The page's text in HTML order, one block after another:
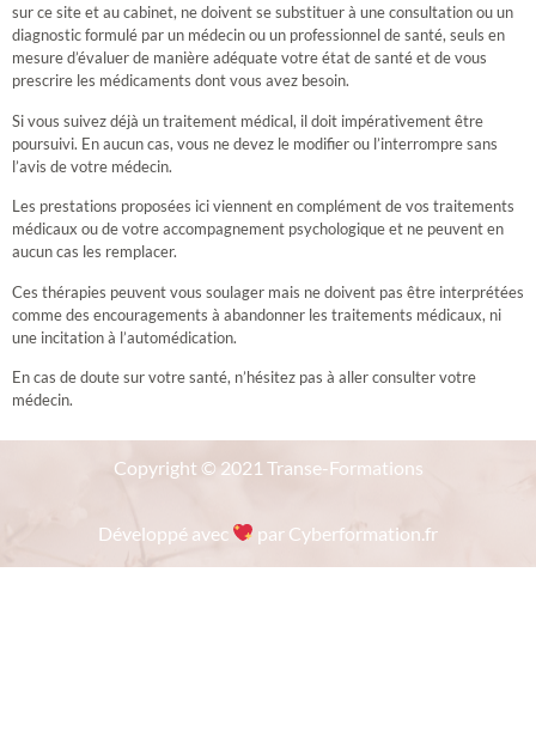
sur ce site et au cabinet, ne doivent se substituer à une consultation ou un
diagnostic formulé par un médecin ou un professionnel de santé, seuls en
mesure d’évaluer de manière adéquate votre état de santé et de vous
prescrire les médicaments dont vous avez besoin.
Si vous suivez déjà un traitement médical, il doit impérativement être
poursuivi. En aucun cas, vous ne devez le modifier ou l’interrompre sans
l’avis de votre médecin.
​Les prestations proposées ici viennent en complément de vos traitements
médicaux ou de votre accompagnement psychologique et ne peuvent en
aucun cas les remplacer.
Ces thérapies peuvent vous soulager mais ne doivent pas être interprétées
comme des encouragements à abandonner les traitements médicaux, ni
une incitation à l’automédication.
​En cas de doute sur votre santé, n’hésitez pas à aller consulter votre
médecin.
Copyright © 2021 Transe-Formations
Développé avec par Cyberformation.fr